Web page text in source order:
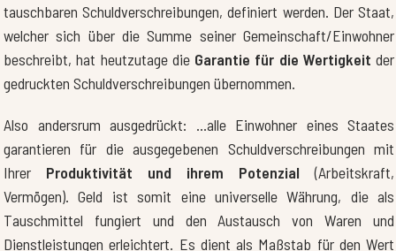
tauschbaren Schuldverschreibungen, definiert werden. Der Staat,
welcher sich über die Summe seiner Gemeinschaft/Einwohner
beschreibt, hat heutzutage die Garantie für die Wertigkeit der
gedruckten Schuldverschreibungen übernommen.
Also andersrum ausgedrückt: …alle Einwohner eines Staates
garantieren für die ausgegebenen Schuldverschreibungen mit
Ihrer Produktivität und ihrem Potenzial (Arbeitskraft,
Vermögen). Geld ist somit eine universelle Währung, die als
Tauschmittel fungiert und den Austausch von Waren und
Dienstleistungen erleichtert. Es dient als Maßstab für den Wert